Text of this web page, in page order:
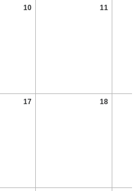
10 11
17 18